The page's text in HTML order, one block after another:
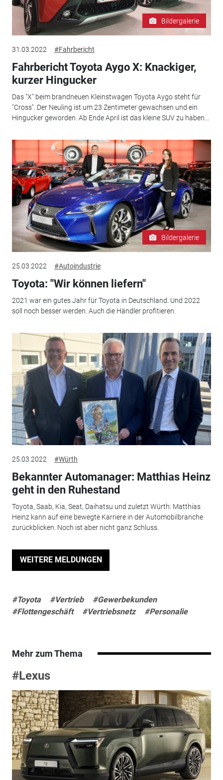
Bildergalerie
31.03.2022 #Fahrbericht
Fahrbericht Toyota Aygo X: Knackiger,
kurzer Hingucker
Das "X" beim brandneuen Kleinstwagen Toyota Aygo steht für
"Cross". Der Neuling ist um 23 Zentimeter gewachsen und ein
Hingucker geworden. Ab Ende April ist das kleine SUV zu haben...
Bildergalerie
25.03.2022 #Autoindustrie
Toyota: "Wir können liefern"
2021 war ein gutes Jahr für Toyota in Deutschland. Und 2022
soll noch besser werden. Auch die Händler profitieren.
25.03.2022 #Würth
Bekannter Automanager: Matthias Heinz
geht in den Ruhestand
Toyota, Saab, Kia, Seat, Daihatsu und zuletzt Würth: Matthias
Heinz kann auf eine bewegte Karriere in der Automobilbranche
zurückblicken. Noch ist aber nicht ganz Schluss.
WEITERE MELDUNGEN
#Toyota #Vertrieb
#Gewerbekunden
#Flottengeschäft
#Vertriebsnetz #Personalie
Mehr zum Thema
#Lexus